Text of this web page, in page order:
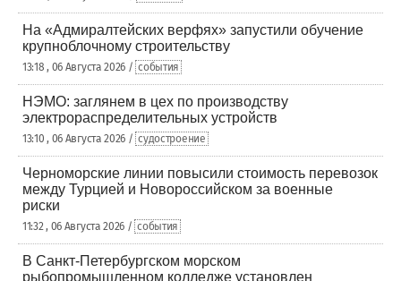
На «Адмиралтейских верфях» запустили обучение
крупноблочному строительству
13:18 , 06 Августа 2026 / события
НЭМО: заглянем в цех по производству
электрораспределительных устройств
13:10 , 06 Августа 2026 / судостроение
Черноморские линии повысили стоимость перевозок
между Турцией и Новороссийском за военные
риски
11:32 , 06 Августа 2026 / события
В Санкт-Петербургском морском
рыбопромышленном колледже установлен